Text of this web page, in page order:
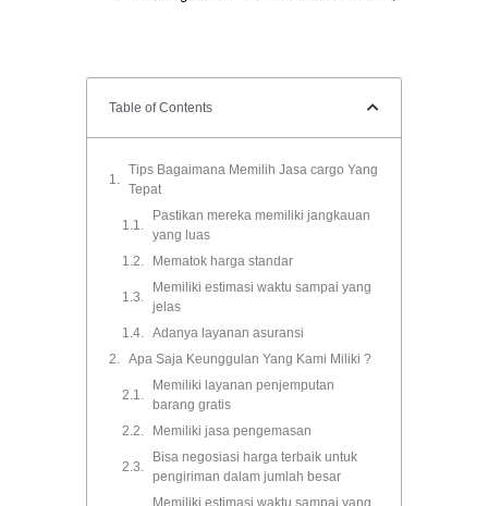
Table of Contents
Tips Bagaimana Memilih Jasa cargo Yang
Tepat
Pastikan mereka memiliki jangkauan
yang luas
Mematok harga standar
Memiliki estimasi waktu sampai yang
jelas
Adanya layanan asuransi
Apa Saja Keunggulan Yang Kami Miliki ?
Memiliki layanan penjemputan
barang gratis
Memiliki jasa pengemasan
Bisa negosiasi harga terbaik untuk
pengiriman dalam jumlah besar